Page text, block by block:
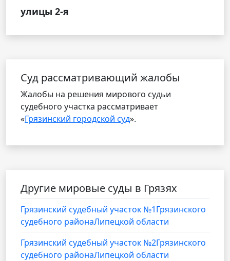
улицы 2-я
Cуд рассматривающий жалобы
Жалобы на решения мирового судьи
судебного участка рассматривает
«Грязинский городской суд».
Другие мировые суды в Грязях
Грязинский судебный участок №1Грязинского
судебного районаЛипецкой области
Грязинский судебный участок №2Грязинского
судебного районаЛипецкой области